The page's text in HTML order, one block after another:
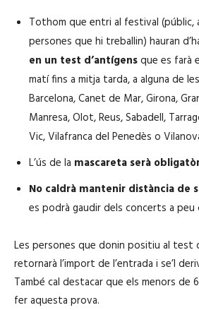
Tothom que entri al festival
persones que hi treballin) hauran
en un test d’antígensque es farà
matí fins a mitja tarda, a alguna de les
Barcelona, Canet de Mar, Girona,
Manresa, Olot, Reus, Sabadell,
Vic, Vilafranca del Penedès o
L’ús de la mascareta serà
No caldrà mantenir distància de
es podrà gaudir dels concerts a peu
Les persones que donin positiu al test
retornarà l’import de l’entrada i se’l
També cal destacar que els menors de
fer aquesta prova.